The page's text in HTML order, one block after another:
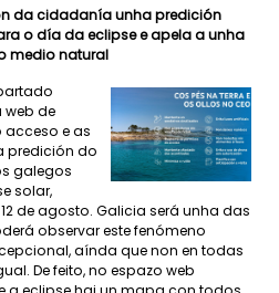
da cidadanía unha predición
o día da eclipse e apela a unha
medio natural
de
acceso e as
predición do
galegos
solar,
de agosto. Galicia será unha das
observar este fenómeno
aínda que non en todas
De feito, no espazo web